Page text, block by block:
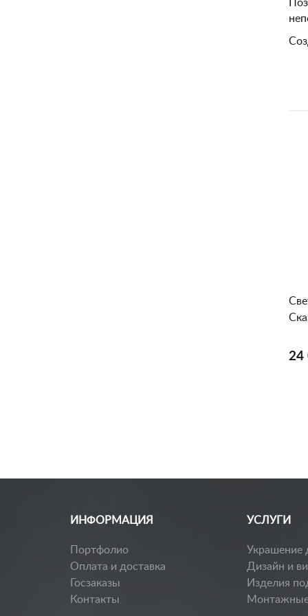
24
ИНФОРМАЦИЯ
Портфолио
Оплата и доставка
Госзаказы
Контакты
УСЛУГИ
Украшение
Дизайн и
Изделия